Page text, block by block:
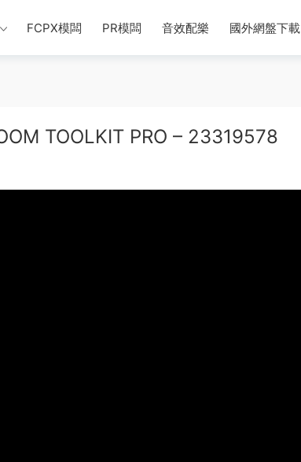
FCPX模闆 PR模闆 音效配樂 國外網盤下載
TOOLKIT PRO – 23319578